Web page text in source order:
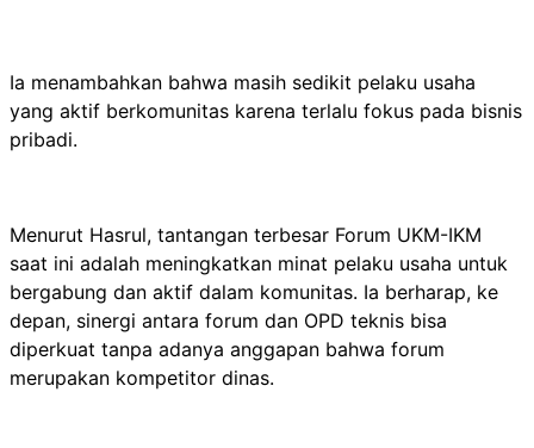
Ia menambahkan bahwa masih sedikit pelaku usaha
yang aktif berkomunitas karena terlalu fokus pada bisnis
pribadi.
Menurut Hasrul, tantangan terbesar Forum UKM-IKM
saat ini adalah meningkatkan minat pelaku usaha untuk
bergabung dan aktif dalam komunitas. Ia berharap, ke
depan, sinergi antara forum dan OPD teknis bisa
diperkuat tanpa adanya anggapan bahwa forum
merupakan kompetitor dinas.